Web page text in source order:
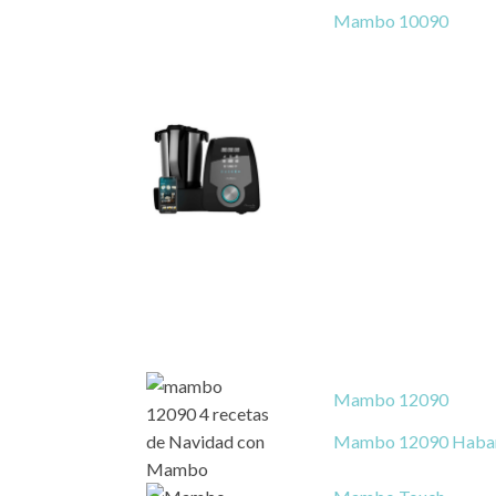
Mambo 10090
Mambo 12090
Mambo 12090